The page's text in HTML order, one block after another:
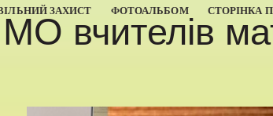
ЗАХИСТ ФОТОАЛЬБОМ СТОРІНКА
МО вчителів